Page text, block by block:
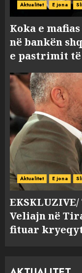
Aktualitet E jona
Koka e
në bankën
e pastrimit të
Aktualitet E jona
Veliajn në
fituar